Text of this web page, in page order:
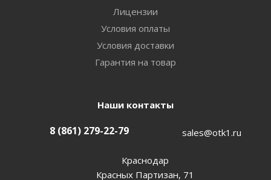
Лицензии
Условия оплаты
Условия доставки
Гарантия на товар
Наши контакты
8 (861) 279-22-79 sales@otk1.ru
Краснодар
Красных Партизан, 71